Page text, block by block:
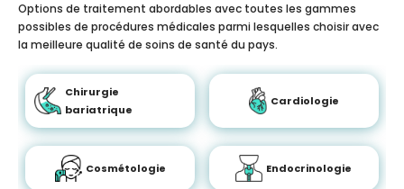
Options de traitement abordables avec toutes les gammes
possibles de procédures médicales parmi lesquelles choisir avec
la meilleure qualité de soins de santé du pays.
Chirurgie
bariatrique
Cardiologie
Cosmétologie Endocrinologie